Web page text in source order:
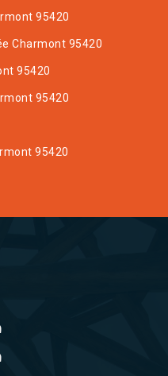
95420
Charmont 95420
95420
95420
95420